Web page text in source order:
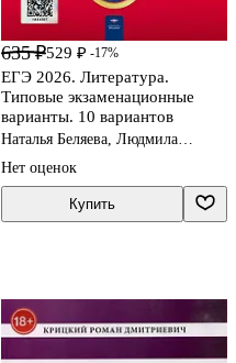
635 ₽529 ₽ -17%
ЕГЭ 2026. Литература.
Типовые экзаменационные
варианты. 10 вариантов
Наталья Беляева, Людмила
Нет оценок
Купить